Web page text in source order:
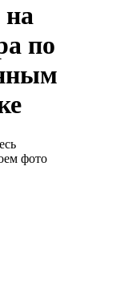
на
по
фото